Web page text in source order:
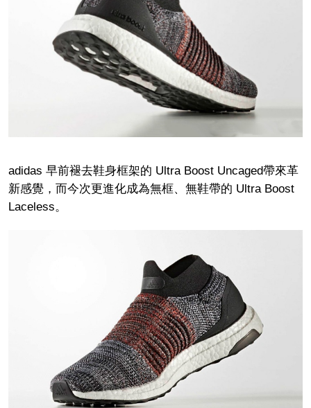
adidas 早前褪去鞋身框架的 Ultra Boost Uncaged帶來革
新感覺，而今次更進化成為無框、無鞋帶的 Ultra Boost
Laceless。